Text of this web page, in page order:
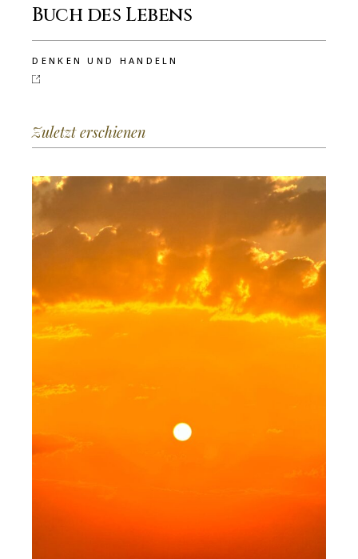
Buch des Lebens
DENKEN UND HANDELN
Zuletzt erschienen